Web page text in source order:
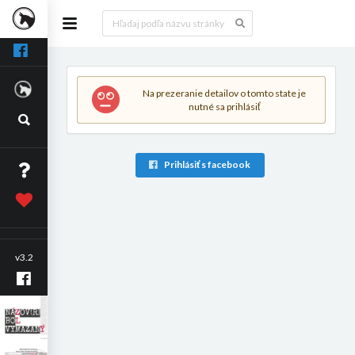
v3.2
Na prezeranie detailov o tomto state je
nutné sa prihlásiť
Prihlásiť s facebook